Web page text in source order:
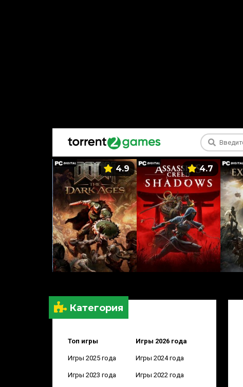
4.9 4.7
Категория
Топ игры Игры 2026 года
Игры 2025 года Игры 2024 года
Игры 2023 года Игры 2022 года